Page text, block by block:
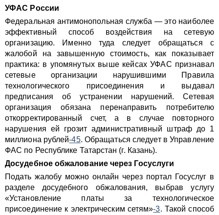
УФАС России
Федеральная антимонопольная служба — это наиболее
эффективный способ воздействия на сетевую
организацию. Именно туда следует обращаться с
жалобой на завышенную стоимость, как показывает
практика: в упомянутых выше кейсах УФАС признавал
сетевые организации нарушившими Правила
технологического присоединения и выдавал
предписания об устранении нарушений. Сетевая
организация обязана перенаправить потребителю
откорректированный счет, а в случае повторного
нарушения ей грозит административный штраф до 1
миллиона рублей-45. Обращаться следует в Управление
ФАС по Республике Татарстан (г. Казань).
Досудебное обжалование через Госуслуги
Подать жалобу можно онлайн через портал Госуслуг в
разделе досудебного обжалования, выбрав услугу
«Установление платы за технологическое
присоединение к электрическим сетям»-3. Такой способ